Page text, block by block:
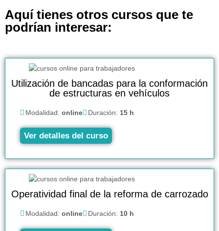
Aquí tienes otros cursos que te
podrían interesar:
Utilización de bancadas para la conformación
de estructuras en vehículos
Modalidad: online Duración: 15 h
Ver detalles del curso
Operatividad final de la reforma de carrozado
Modalidad: online Duración: 10 h